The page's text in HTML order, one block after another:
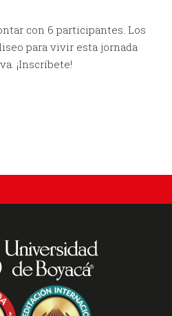
con 6 participantes. Los
para vivir esta jornada
¡Inscríbete!